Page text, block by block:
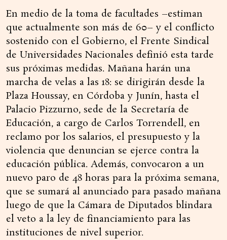
En medio de la toma de facultades –estiman
que actualmente son más de 60– y el conflicto
sostenido con el Gobierno, el Frente Sindical
de Universidades Nacionales definió esta tarde
sus próximas medidas. Mañana harán una
marcha de velas a las 18: se dirigirán desde la
Plaza Houssay, en Córdoba y Junín, hasta el
Palacio Pizzurno, sede de la Secretaría de
Educación, a cargo de Carlos Torrendell, en
reclamo por los salarios, el presupuesto y la
violencia que denuncian se ejerce contra la
educación pública. Además, convocaron a un
nuevo paro de 48 horas para la próxima semana,
que se sumará al anunciado para pasado mañana
luego de que la Cámara de Diputados blindara
el veto a la ley de financiamiento para las
instituciones de nivel superior.